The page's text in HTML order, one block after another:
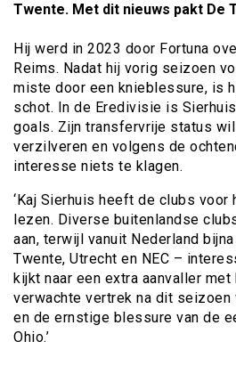
Twente. Met dit nieuws pakt De
Hij werd in 2023 door Fortuna
Reims. Nadat hij vorig seizoen
miste door een knieblessure, is
schot. In de Eredivisie is
goals. Zijn transfervrije status
verzilveren en volgens de
interesse niets te klagen.
‘Kaj Sierhuis heeft de clubs voor
lezen. Diverse buitenlandse
aan, terwijl vanuit Nederland
Twente, Utrecht en NEC –
kijkt naar een extra aanvaller
verwachte vertrek na dit seizoen
en de ernstige blessure van de
Ohio.’